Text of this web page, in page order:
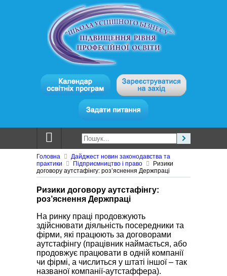
Головна
Дайджест новин законодавства та
практики
Підприємництво і право
Ризики
договору аутстафінгу: роз’яснення Держпраці
Ризики договору аутстафінгу:
роз’яснення Держпраці
На ринку праці продовжують
здійснювати діяльність посередники та
фірми, які працюють за договорами
аутстафінгу (працівник наймається, або
продовжує працювати в одній компанії
чи фірмі, а числиться у штаті іншої – так
названої компанії-аутстаффера).